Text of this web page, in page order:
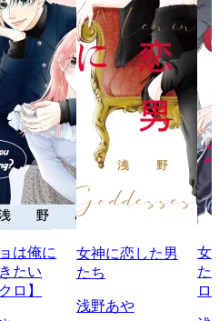
は俺に
たい
ロ】
女神に恋した男
たち
浅野あや
女
た
ロ